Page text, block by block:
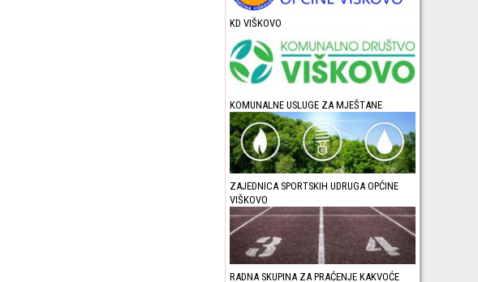
KD VIŠKOVO
KOMUNALNE USLUGE ZA MJEŠTANE
ZAJEDNICA SPORTSKIH UDRUGA OPĆINE
VIŠKOVO
RADNA SKUPINA ZA PRAĆENJE KAKVOĆE